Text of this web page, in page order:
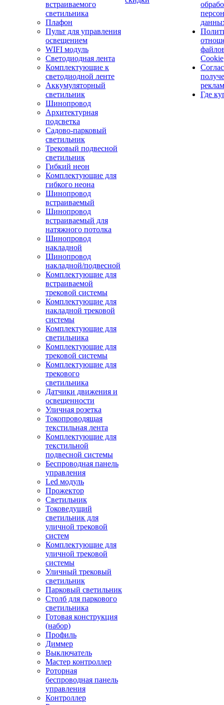
встраиваемого
светильника
Плафон
Пульт для управления
освещением
WIFI модуль
Светодиодная лента
Комплектующие к
светодиодной ленте
Аккумуляторный
светильник
Шинопровод
Архитектурная
подсветка
Садово-парковый
светильник
Трековый подвесной
светильник
Гибкий неон
Комплектующие для
гибкого неона
Шинопровод
встраиваемый
Шинопровод
встраиваемый для
натяжного потолка
Шинопровод
накладной
Шинопровод
накладной/подвесной
Комплектующие для
встраиваемой
трековой системы
Комплектующие для
накладной трековой
системы
Комплектующие для
светильника
Комплектующие для
трековой системы
Комплектующие для
трекового
светильника
Датчики движения и
освещенности
Уличная розетка
Токопроводящая
текстильная лента
Комплектующие для
текстильной
подвесной системы
Беспроводная панель
управления
Led модуль
Прожектор
Светильник
Токоведущий
светильник для
уличной трековой
систем
Комплектующие для
уличной трековой
системы
Уличный трековый
светильник
Парковый светильник
Столб для паркового
светильника
Готовая конструкция
(набор)
Профиль
Диммер
Выключатель
Мастер контроллер
Роторная
беспроводная панель
управления
Контроллер
Cookie
Где